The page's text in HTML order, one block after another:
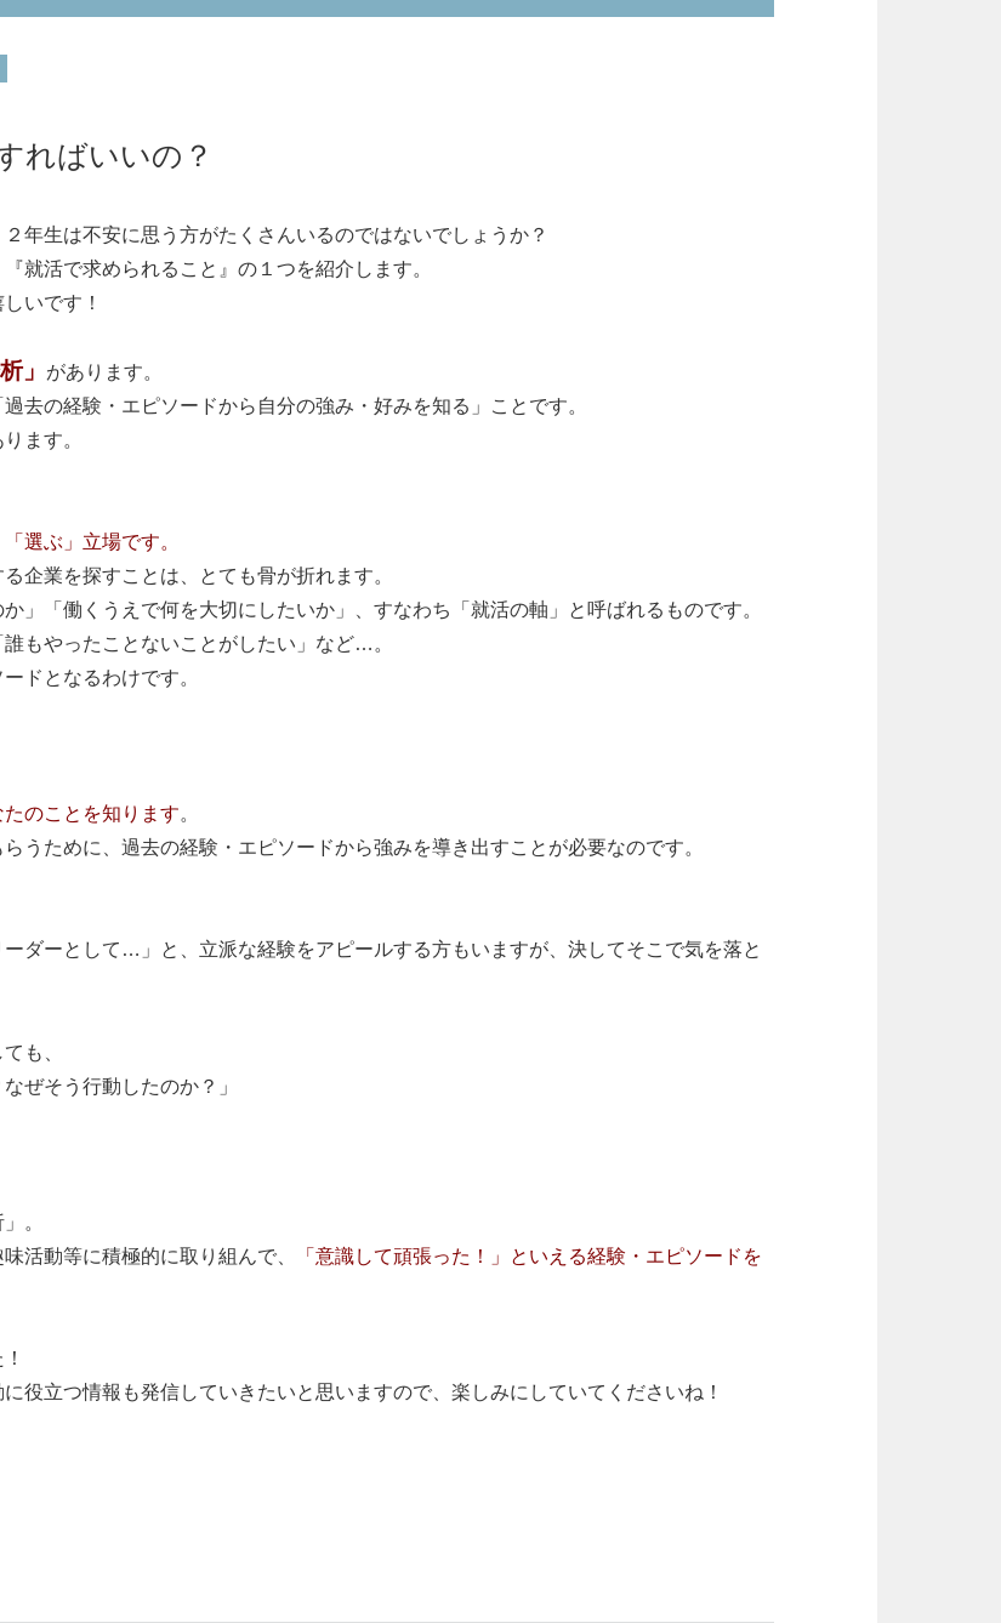
ればいいの？
年生は不安に思う方がたくさんいるのではないでしょうか？
就活で求められること』の１つを紹介します。
いです！
」
があります。
去の経験・エピソードから自分の強み・好みを知る」ことです。
ます。
選ぶ」立場です。
企業を探すことは、とても骨が折れます。
」「働くうえで何を大切にしたいか」、すなわち「就活の軸」と呼ばれるものです。
もやったことないことがしたい」など…。
ドとなるわけです。
のことを知ります。
うために、過去の経験・エピソードから強みを導き出すことが必要なのです。
ダーとして…」と、立派な経験をアピールする方もいますが、決してそこで気を落と
も、
ぜそう行動したのか？」
。
活動等に積極的に取り組んで、
「意識して頑張った！」といえる経験・エピソードを
役立つ情報も発信していきたいと思いますので、楽しみにしていてくださいね！